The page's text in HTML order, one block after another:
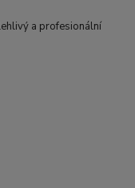
a profesionální